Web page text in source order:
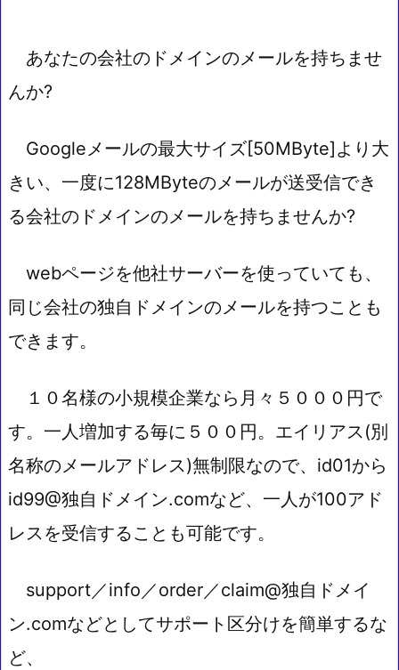
あなたの会社のドメインのメールを持ちませ
んか?
Googleメールの最大サイズ[50MByte]より大
きい、一度に128MByteのメールが送受信でき
る会社のドメインのメールを持ちませんか?
webページを他社サーバーを使っていても、
同じ会社の独自ドメインのメールを持つことも
できます。
１０名様の小規模企業なら月々５０００円で
す。一人増加する毎に５００円。エイリアス(別
名称のメールアドレス)無制限なので、id01から
id99@独自ドメイン.comなど、一人が100アド
レスを受信することも可能です。
support／info／order／claim@独自ドメイ
ン.comなどとしてサポート区分けを簡単するな
ど、